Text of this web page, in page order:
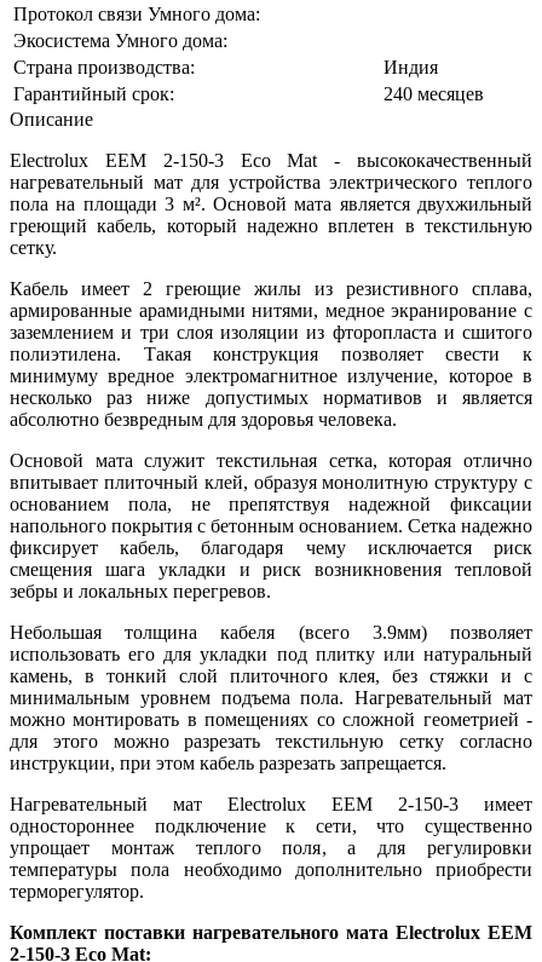
Протокол связи Умного дома:
Экосистема Умного дома:
Страна производства:
Индия
Гарантийный срок:
240 месяцев
Описание
Electrolux EEM 2-150-3 Eco Mat - высококачественный
нагревательный мат для устройства электрического теплого
пола на площади 3 м². Основой мата является двухжильный
греющий кабель, который надежно вплетен в текстильную
сетку.
Кабель имеет 2 греющие жилы из резистивного сплава,
армированные арамидными нитями, медное экранирование с
заземлением и три слоя изоляции из фторопласта и сшитого
полиэтилена. Такая конструкция позволяет свести к
минимуму вредное электромагнитное излучение, которое в
несколько раз ниже допустимых нормативов и является
абсолютно безвредным для здоровья человека.
Основой мата служит текстильная сетка, которая отлично
впитывает плиточный клей, образуя монолитную структуру с
основанием пола, не препятствуя надежной фиксации
напольного покрытия с бетонным основанием. Сетка надежно
фиксирует кабель, благодаря чему исключается риск
смещения шага укладки и риск возникновения тепловой
зебры и локальных перегревов.
Небольшая толщина кабеля (всего 3.9мм) позволяет
использовать его для укладки под плитку или натуральный
камень, в тонкий слой плиточного клея, без стяжки и с
минимальным уровнем подъема пола. Нагревательный мат
можно монтировать в помещениях со сложной геометрией -
для этого можно разрезать текстильную сетку согласно
инструкции, при этом кабель разрезать запрещается.
Нагревательный мат Electrolux EEM 2-150-3 имеет
одностороннее подключение к сети, что существенно
упрощает монтаж теплого поля, а для регулировки
температуры пола необходимо дополнительно приобрести
терморегулятор.
Комплект поставки нагревательного мата Electrolux EEM
2-150-3 Eco Mat: